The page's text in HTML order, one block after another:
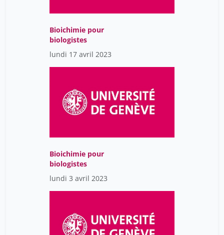
Bioichimie pour
biologistes
lundi 17 avril 2023
Bioichimie pour
biologistes
lundi 3 avril 2023